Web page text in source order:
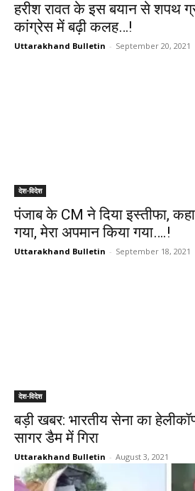
हरीश रावत के इस बयान से शपथ
कांग्रेस में बढ़ी कलह…!
Uttarakhand Bulletin - September 20, 2021
देश-विदेश
पंजाब के CM ने दिया इस्तीफा,
गया, मेरा अपमान किया गया….!
Uttarakhand Bulletin - September 18, 2021
देश-विदेश
बड़ी खबर: भारतीय सेना का
सागर डैम में गिरा
Uttarakhand Bulletin - August 3, 2021